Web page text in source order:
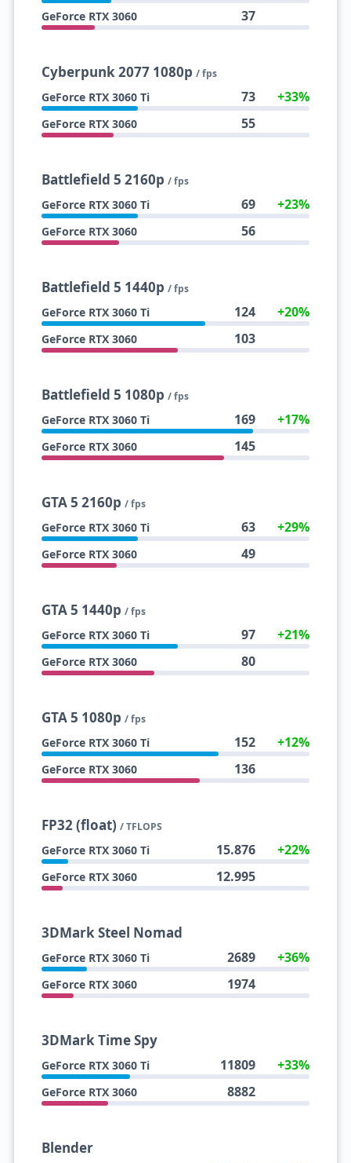
GeForce RTX 3060 37
Cyberpunk 2077 1080p / fps
GeForce RTX 3060 Ti 73 +33%
GeForce RTX 3060 55
Battlefield 5 2160p / fps
GeForce RTX 3060 Ti 69 +23%
GeForce RTX 3060 56
Battlefield 5 1440p / fps
GeForce RTX 3060 Ti 124 +20%
GeForce RTX 3060 103
Battlefield 5 1080p / fps
GeForce RTX 3060 Ti 169 +17%
GeForce RTX 3060 145
GTA 5 2160p / fps
GeForce RTX 3060 Ti 63 +29%
GeForce RTX 3060 49
GTA 5 1440p / fps
GeForce RTX 3060 Ti 97 +21%
GeForce RTX 3060 80
GTA 5 1080p / fps
GeForce RTX 3060 Ti 152 +12%
GeForce RTX 3060 136
FP32 (float) / TFLOPS
GeForce RTX 3060 Ti 15.876 +22%
GeForce RTX 3060 12.995
3DMark Steel Nomad
GeForce RTX 3060 Ti 2689 +36%
GeForce RTX 3060 1974
3DMark Time Spy
GeForce RTX 3060 Ti 11809 +33%
GeForce RTX 3060 8882
Blender